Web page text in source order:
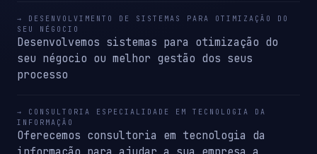
→ DESENVOLVIMENTO DE SISTEMAS PARA OTIMIZAÇÃO DO
SEU NÉGOCIO
Desenvolvemos sistemas para otimização do
seu négocio ou melhor gestão dos seus
processo
→ CONSULTORIA ESPECIALIDADE EM TECNOLOGIA DA
INFORMAÇÃO
Oferecemos consultoria em tecnologia da